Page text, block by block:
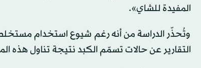
المفيدة للشاي».
وتُحذّر الدراسة من أنه رغم شيوع استخدام
التقارير عن حالات تسمّم الكبد نتيجة تناول هذه